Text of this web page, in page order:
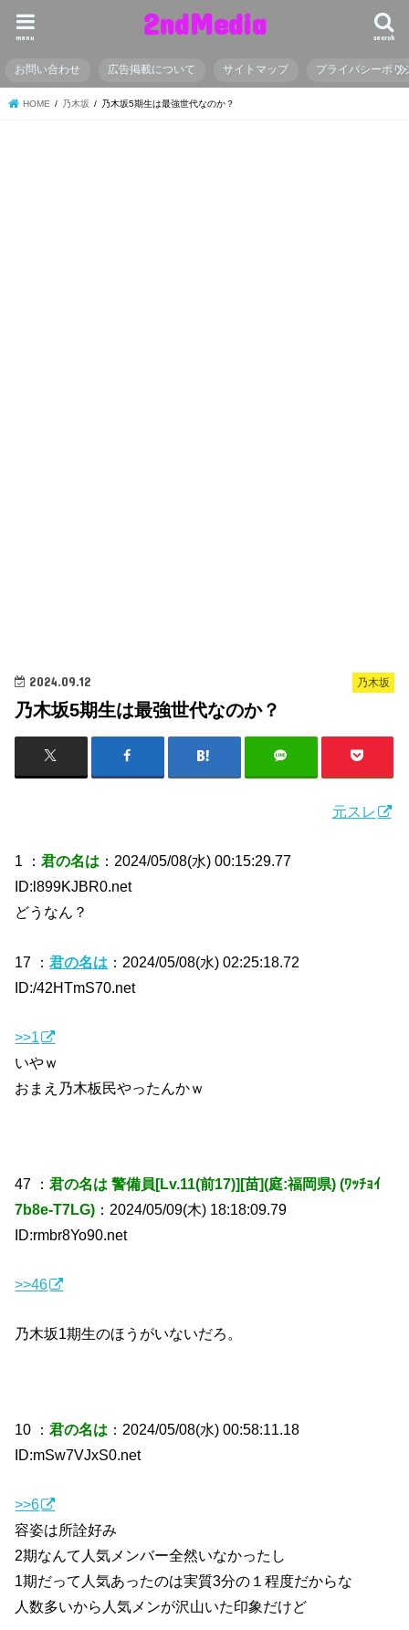
2ndMedia search
menu
お問い合わせ 広告掲載について サイトマップ プライバシーポリ
HOME 乃木坂 乃木坂5期生は最強世代なのか？
乃木坂
2024.09.12
乃木坂5期生は最強世代なのか？
元スレ
1 ：君の名は ：2024/05/08(水) 00:15:29.77
ID:l899KJBR0.net
どうなん？
17 ：君の名は ：2024/05/08(水) 02:25:18.72
ID:/42HTmS70.net
>>1
いやｗ
おまえ乃木板民やったんかｗ
47 ：君の名は 警備員[Lv.11(前17)][苗](庭:福岡県) (ﾜｯﾁｮｲ
7b8e-T7LG) ：2024/05/09(木) 18:18:09.79
ID:rmbr8Yo90.net
>>46
乃木坂1期生のほうがいないだろ。
10 ：君の名は ：2024/05/08(水) 00:58:11.18
ID:mSw7VJxS0.net
>>6
容姿は所詮好み
2期なんて人気メンバー全然いなかったし
1期だって人気あったのは実質3分の１程度だからな
人数多いから人気メンが沢山いた印象だけど